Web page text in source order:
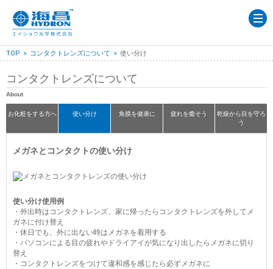
TOP
コンタクトレンズについて
製品情報
製造所の紹介
添付文書
お問い合わせ
TOP コンタクトレンズについて 使い分け
コンタクトレンズについて
About
お化粧をする方へ 使い分け 角膜を健康に 疲れを癒そう
乾燥から目を守ろ
う
メガネとコンタクトの使い分け
使い分け使用例
外出時はコンタクトレンズ、家に帰ったらコンタクトレンズを外してメ
ガネに付け替え
休日でも、外に出ない時はメガネを着用する
パソコンによる目の疲れやドライアイが気になり出したらメガネに切り
替え
コンタクトレンズをつけて違和感を感じたら必ずメガネに